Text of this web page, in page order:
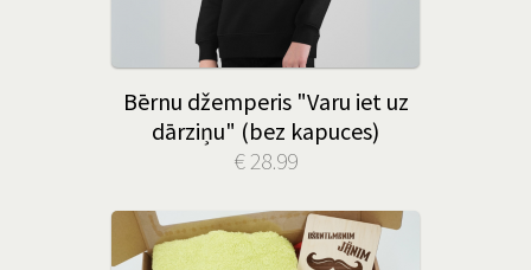
Bērnu džemperis "Varu iet uz
dārziņu" (bez kapuces)
€ 28.99